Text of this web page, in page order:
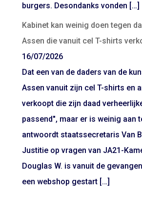
burgers. Desondanks vonden […]
Kabinet kan weinig doen tegen
Assen die vanuit cel T-shirts
16/07/2026
Dat een van de daders van de
Assen vanuit zijn cel T-shirts en
verkoopt die zijn daad
passend", maar er is weinig aan
antwoordt staatssecretaris Van
Justitie op vragen van JA21-
Douglas W. is vanuit de
een webshop gestart […]